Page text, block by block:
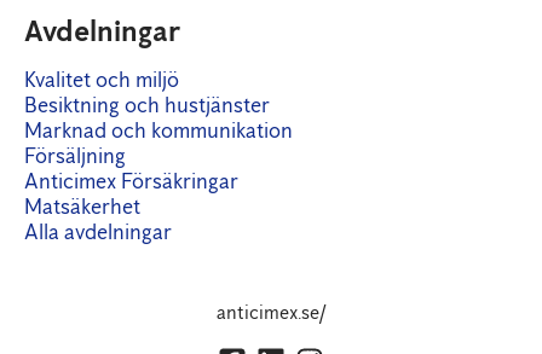
Avdelningar
Kvalitet och miljö
Besiktning och hustjänster
Marknad och kommunikation
Försäljning
Anticimex Försäkringar
Matsäkerhet
Alla avdelningar
anticimex.se/